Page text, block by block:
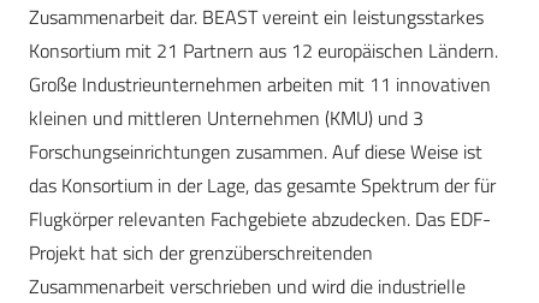
Zusammenarbeit dar. BEAST vereint ein leistungsstarkes
Konsortium mit 21 Partnern aus 12 europäischen Ländern.
Große Industrieunternehmen arbeiten mit 11 innovativen
kleinen und mittleren Unternehmen (KMU) und 3
Forschungseinrichtungen zusammen. Auf diese Weise ist
das Konsortium in der Lage, das gesamte Spektrum der für
Flugkörper relevanten Fachgebiete abzudecken. Das EDF-
Projekt hat sich der grenzüberschreitenden
Zusammenarbeit verschrieben und wird die industrielle